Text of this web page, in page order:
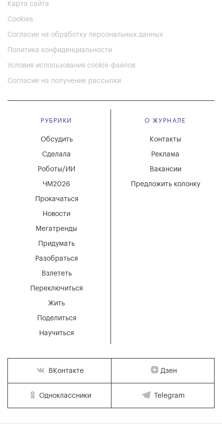
Карта сайта
Cookies
Согласие на обработку персональных данных
Политика конфиденциальности
Условия использования cookie-файлов
Согласие на получение рассылки
РУБРИКИ
Мегатренды
Придумать
Разобраться
Взлететь
Новости
Переключиться
Жить
Поделиться
Научиться
Обсудить
Сделала
Роботы/ИИ
ЧМ2026
Прокачаться
О ЖУРНАЛЕ
Вакансии
Реклама
Контакты
Предложить колонку
ВКонтакте Дзен
Одноклассники Telegram